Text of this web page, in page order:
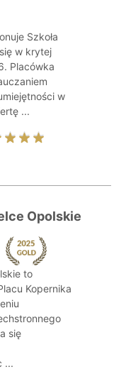
Szkoła
w krytej
Placówka
w
...
Opolskie
to
Kopernika
się
...